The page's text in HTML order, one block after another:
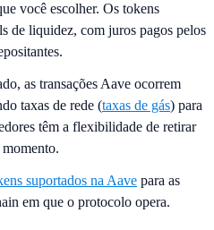
você escolher. Os tokens
de liquidez, com juros pagos pelos
as transações Aave ocorrem
taxas de rede (taxas de gás) para
têm a flexibilidade de retirar
suportados na Aave para as
em que o protocolo opera.